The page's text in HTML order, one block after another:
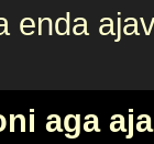
enda
aga